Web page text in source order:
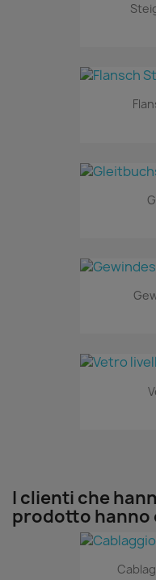
I clienti che
prodotto hanno